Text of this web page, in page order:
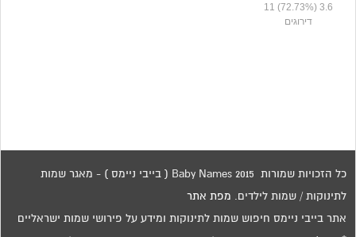
3.6
(72.73%)
11
דירוגים
כל הזכויות שמורות 2015 Baby Names ( בייבי ניימס ) - מאגר שמות
לתינוקות / שמות לילדים. מפת אתר
אתר בייבי ניימס חיפוש שמות לתינוקות ומידע על פירושי שמות ישראליים